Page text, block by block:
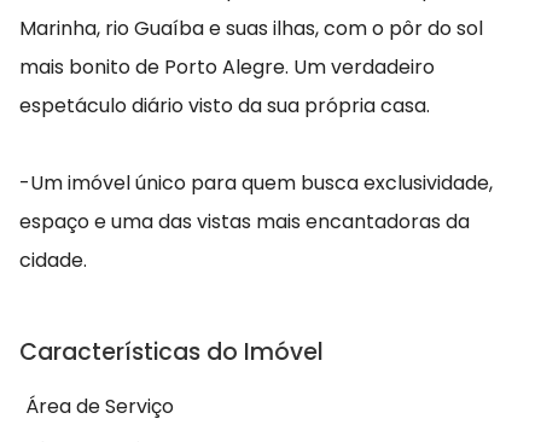
Marinha, rio Guaíba e suas ilhas, com o pôr do sol
mais bonito de Porto Alegre. Um verdadeiro
espetáculo diário visto da sua própria casa.
-Um imóvel único para quem busca exclusividade,
espaço e uma das vistas mais encantadoras da
cidade.
Características do Imóvel
Área de Serviço